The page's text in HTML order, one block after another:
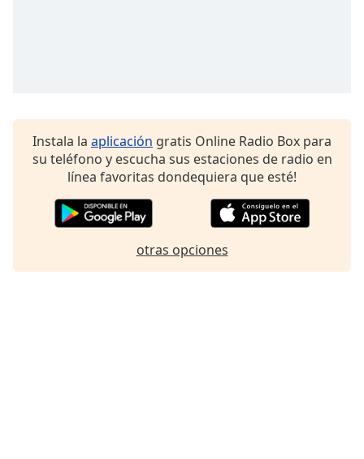
Close
DialogInstala la aplicación gratis Online Radio Box para
su teléfono y escucha sus estaciones de radio en
línea favoritas dondequiera que esté!
otras opciones